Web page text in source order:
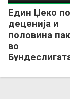
Един Џеко по
деценија и
половина пак
во